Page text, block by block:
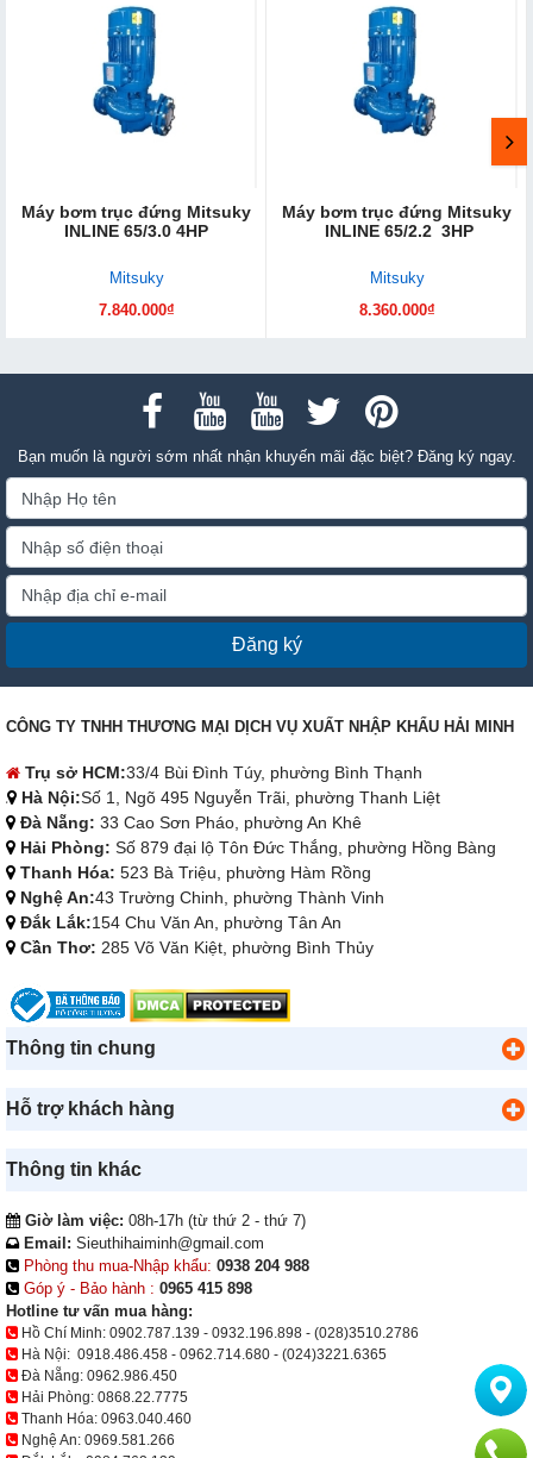
Máy bơm trục đứng Mitsuky
INLINE 65/3.0 4HP
Mitsuky
7.840.000₫
Máy bơm trục đứng Mitsuky
INLINE 65/2.2 3HP
Mitsuky
8.360.000₫
Bạn muốn là người sớm nhất nhận khuyến mãi đặc biệt? Đăng ký ngay.
Đăng ký
CÔNG TY TNHH THƯƠNG MẠI DỊCH VỤ XUẤT NHẬP KHẨU HẢI MINH
Trụ sở HCM:33/4 Bùi Đình Túy, phường Bình Thạnh
Hà Nội:Số 1, Ngõ 495 Nguyễn Trãi, phường Thanh Liệt
Đà Nẵng: 33 Cao Sơn Pháo, phường An Khê
Hải Phòng: Số 879 đại lộ Tôn Đức Thắng, phường Hồng Bàng
Thanh Hóa: 523 Bà Triệu, phường Hàm Rồng
Nghệ An:43 Trường Chinh, phường Thành Vinh
Đắk Lắk:154 Chu Văn An, phường Tân An
Cần Thơ: 285 Võ Văn Kiệt, phường Bình Thủy
Thông tin chung
Hỗ trợ khách hàng
Thông tin khác
Giờ làm việc: 08h-17h (từ thứ 2 - thứ 7)
Email: Sieuthihaiminh@gmail.com
Phòng thu mua-Nhập khẩu: 0938 204 988
Góp ý - Bảo hành : 0965 415 898
Hotline tư vấn mua hàng:
Hồ Chí Minh: 0902.787.139 - 0932.196.898 - (028)3510.2786
Hà Nội: 0918.486.458 - 0962.714.680 - (024)3221.6365
Đà Nẵng: 0962.986.450
Hải Phòng: 0868.22.7775
Thanh Hóa: 0963.040.460
Nghệ An: 0969.581.266